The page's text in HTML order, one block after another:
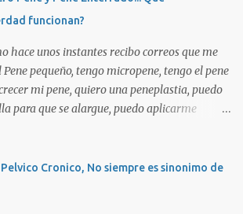
funcionan?
hace unos instantes recibo correos que me
pequeño, tengo micropene, tengo el pene
mi pene, quiero una peneplastia, puedo
para que se alargue, puedo aplicarme
estos terminos, para poder definir el
y con ello el CORRECTO tratamiento
Cronico, No siempre es sinonimo de